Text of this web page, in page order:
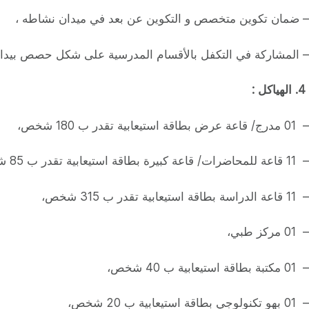
– ضمان تكوين متخصص و التكوين عن بعد في ميدان نشاطه ،
– المشاركة في التكفل بالأقسام المدرسية على شكل حصص
4
. الهياكل :
– 01 مدرج/ قاعة عرض بطاقة استيعابية تقدر ب 180 شخص،
– 11 قاعة للمحاضرات/ قاعة كبيرة بطاقة استيعابية تقدر ب 85 شخص،
– 11 قاعة الدراسة بطاقة استيعابية تقدر ب 315 شخص،
– 01 مركز طبي،
– 01 مكتبة بطاقة استيعابية ب 40 شخص،
– 01 بهو تكنولوجي بطاقة استيعابية ب 20 شخص،